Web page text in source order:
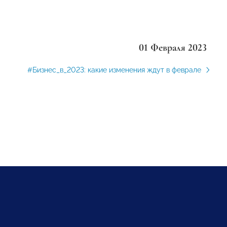
01 Февраля 2023
#Бизнес_в_2023: какие изменения ждут в феврале